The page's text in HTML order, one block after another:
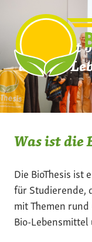
Inhalt
springenMach mit
der Bio-
Was ist die
Die BioThesis ist
für Studierende,
mit Themen
Bio-